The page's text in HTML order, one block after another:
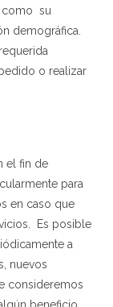
como su
demográfica.
o realizar
el fin de
para
en caso que
Es posible
a
nuevos
consideremos